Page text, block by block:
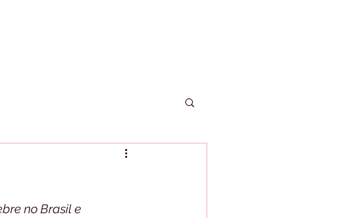
no Brasil e